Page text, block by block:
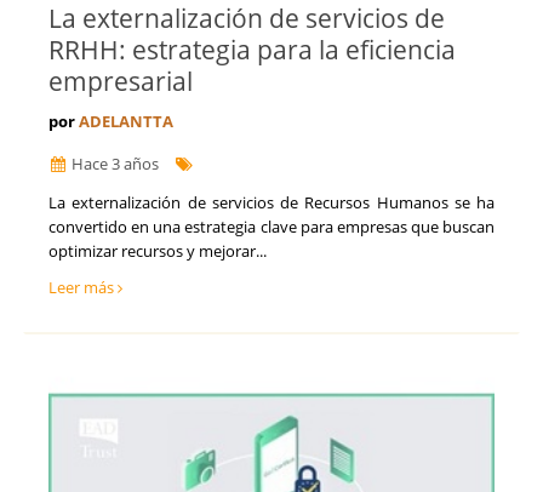
La externalización de servicios de
RRHH: estrategia para la eficiencia
empresarial
porADELANTTA
Hace 3 años
​La externalización de servicios de Recursos Humanos se ha
convertido en una estrategia clave para empresas que buscan
optimizar recursos y mejorar...
Leer más